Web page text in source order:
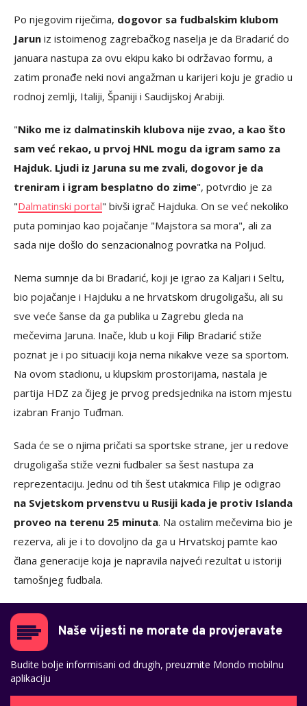
Po njegovim riječima, dogovor sa fudbalskim klubom
Jarun iz istoimenog zagrebačkog naselja je da Bradarić do
januara nastupa za ovu ekipu kako bi održavao formu, a
zatim pronađe neki novi angažman u karijeri koju je gradio u
rodnoj zemlji, Italiji, Španiji i Saudijskoj Arabiji.
"Niko me iz dalmatinskih klubova nije zvao, a kao što
sam već rekao, u prvoj HNL mogu da igram samo za
Hajduk. Ljudi iz Jaruna su me zvali, dogovor je da
treniram i igram besplatno do zime", potvrdio je za
"Dalmatinski portal" bivši igrač Hajduka. On se već nekoliko
puta pominjao kao pojačanje "Majstora sa mora", ali za
sada nije došlo do senzacionalnog povratka na Poljud.
Nema sumnje da bi Bradarić, koji je igrao za Kaljari i Seltu,
bio pojačanje i Hajduku a ne hrvatskom drugoligašu, ali su
sve veće šanse da ga publika u Zagrebu gleda na
mečevima Jaruna. Inače, klub u koji Filip Bradarić stiže
poznat je i po situaciji koja nema nikakve veze sa sportom.
Na ovom stadionu, u klupskim prostorijama, nastala je
partija HDZ za čijeg je prvog predsjednika na istom mjestu
izabran Franjo Tuđman.
Sada će se o njima pričati sa sportske strane, jer u redove
drugoligaša stiže vezni fudbaler sa šest nastupa za
reprezentaciju. Jednu od tih šest utakmica Filip je odigrao
na Svjetskom prvenstvu u Rusiji kada je protiv Islanda
proveo na terenu 25 minuta. Na ostalim mečevima bio je
rezerva, ali je i to dovoljno da ga u Hrvatskoj pamte kao
člana generacije koja je napravila najveći rezultat u istoriji
tamošnjeg fudbala.
Naše vijesti ne morate da provjeravate
Budite bolje informisani od drugih, preuzmite Mondo mobilnu
aplikaciju